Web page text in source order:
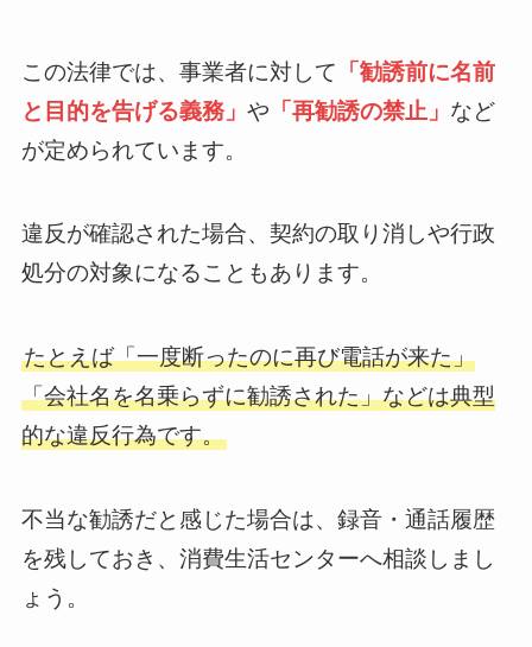
この法律では、事業者に対して 「勧誘前に名前
と目的を告げる義務」 や 「再勧誘の禁止」 など
が定められています。
違反が確認された場合、契約の取り消しや行政
処分の対象になることもあります。
たとえば「一度断ったのに再び電話が来た」
「会社名を名乗らずに勧誘された」などは典型
的な違反行為です。
不当な勧誘だと感じた場合は、録音・通話履歴
を残しておき、消費生活センターへ相談しまし
ょう。